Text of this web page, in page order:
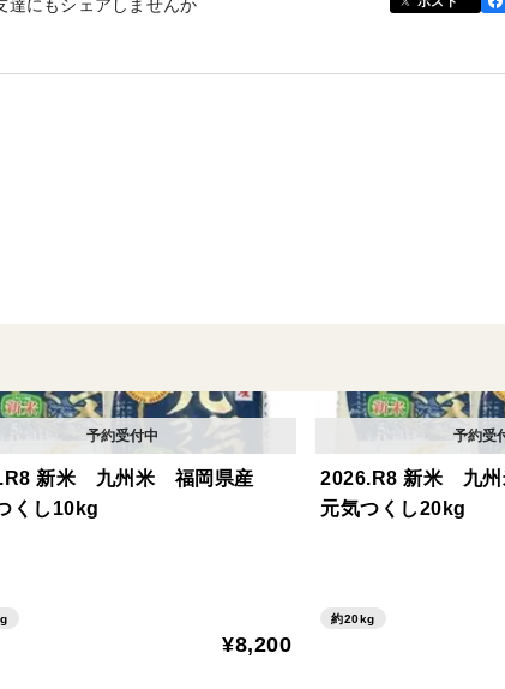
係でお値段が高くなりますのでご注意ください
達にもシェアしませんか
新米 九州米 福岡県産
くし10kg
¥8,200
2026.R8 新米 九
元気つくし20kg
約20kg